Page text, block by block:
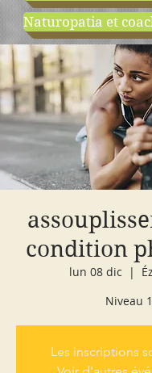
Naturopatia et
cours d'essai
condition
lun 08 dic
  |
Niveau 1
Les inscriptions